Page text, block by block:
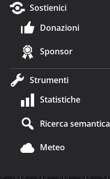
Sostienici
Donazioni
Sponsor
Strumenti
Statistiche
Ricerca semantica
Meteo